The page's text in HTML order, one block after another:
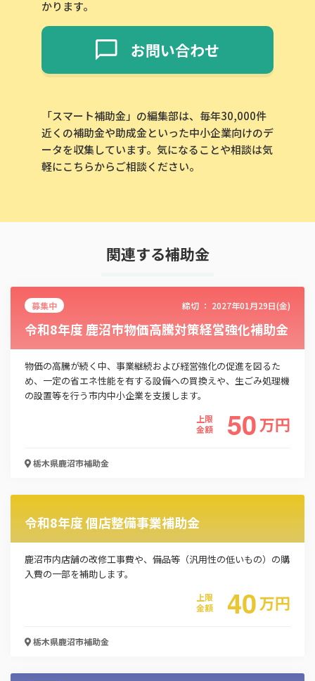
かります。
お問い合わせ
「スマート補助金」の編集部は、毎年30,000件
近くの補助金や助成金といった中小企業向けのデ
ータを収集しています。気になることや相談は気
軽にこちらからご相談ください。
関連する補助金
募集中 締切 ： 2027年01月29日(金)
令和8年度 鹿沼市物価高騰対策経営強化補助金
物価の高騰が続く中、事業継続および経営強化の促進を図るた
め、一定の省エネ性能を有する設備への買換えや、生ごみ処理機
の設置等を行う市内中小企業を支援します。
上限
金額
50万円
栃木県鹿沼市補助金
令和8年度 個店整備事業補助金
鹿沼市内店舗の改修工事費や、備品等（汎用性の低いもの）の購
入費の一部を補助します。
上限
金額
40万円
栃木県鹿沼市補助金